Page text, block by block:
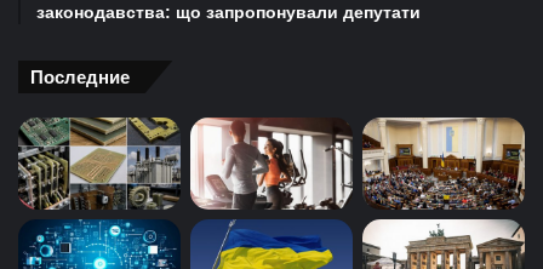
законодавства: що запропонували депутати
Последние